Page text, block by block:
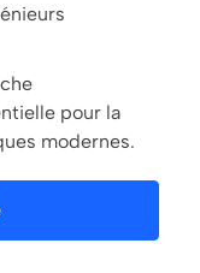
pour la
modernes.